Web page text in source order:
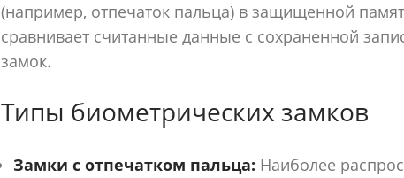
(например, отпечаток пальца) в защищенной
сравнивает считанные данные с сохраненной
замок.
Типы биометрических замков
Замки с отпечатком пальца: Наиболее